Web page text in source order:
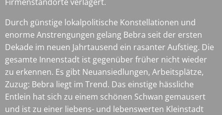
Durch günstige lokalpolitische Konstellationen und
enorme Anstrengungen gelang Bebra seit der ersten
Dekade im neuen Jahrtausend ein rasanter Aufstieg. Die
gesamte Innenstadt ist gegenüber früher nicht wieder
zu erkennen. Es gibt Neuansiedlungen, Arbeitsplätze,
Zuzug: Bebra liegt im Trend. Das einstige hässliche
Entlein hat sich zu einem schönen Schwan gemausert
und ist zu einer liebens- und lebenswerten Kleinstadt